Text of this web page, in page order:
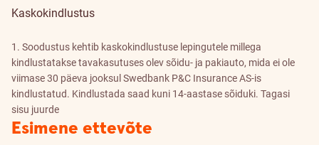
Kaskokindlustus
1. Soodustus kehtib kaskokindlustuse lepingutele millega
kindlustatakse tavakasutuses olev sõidu- ja pakiauto, mida ei ole
viimase 30 päeva jooksul Swedbank P&C Insurance AS-is
kindlustatud. Kindlustada saad kuni 14-aastase sõiduki. Tagasi
sisu juurde
Esimene ettevõte